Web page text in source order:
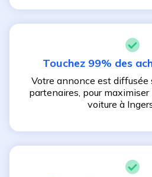
Touchez 99% des
Votre annonce est diffusée
partenaires, pour
voiture à